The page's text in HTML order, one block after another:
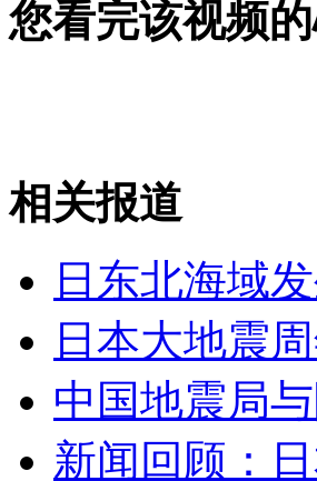
走！跟着总书记去植树
纽约上演“枕头大战”
司机酒驾遇交警 急速倒车逃窜
您看完该视频
相关报道
日东北海域
日本大地震
中国地震局
新闻回顾：